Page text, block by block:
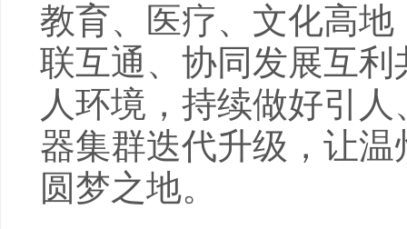
教育、医疗、文化高
联互通、协同发展互
人环境，持续做好引
器集群迭代升级，让
圆梦之地。